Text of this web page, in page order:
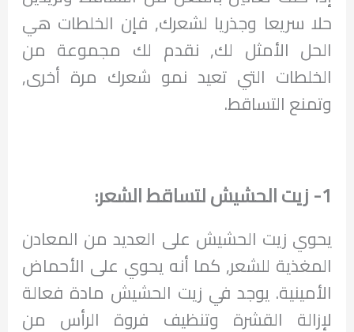
حلا سريعا وجذريا لشعرك, فإن الخلطات هي
الحل الأمثل لك, نقدم لك مجموعة من
الخلطات التي تعيد نمو شعرك مرة أخرى,
وتمنع التساقط.
1- زيت الحشيش لتساقط الشعر:
يحوي زيت الحشيش على العديد من المعادن
المغذية للشعر, كما أنه يحوي على الأحماض
الأمينية. يوجد في زيت الحشيش مادة فعالة
لإزالة القشرة وتنظيف فروة الرأس من